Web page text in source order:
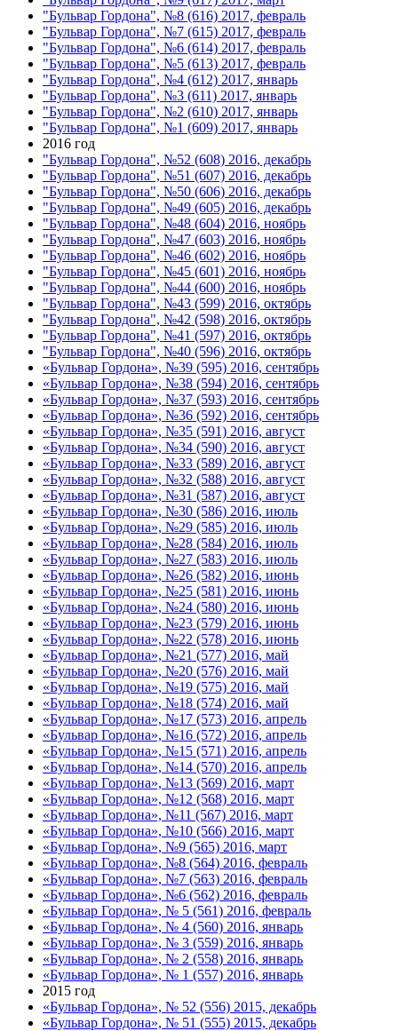
"Бульвар Гордона", №8 (616) 2017, февраль
"Бульвар Гордона", №7 (615) 2017, февраль
"Бульвар Гордона", №6 (614) 2017, февраль
"Бульвар Гордона", №5 (613) 2017, февраль
"Бульвар Гордона", №4 (612) 2017, январь
"Бульвар Гордона", №3 (611) 2017, январь
"Бульвар Гордона", №2 (610) 2017, январь
"Бульвар Гордона", №1 (609) 2017, январь
2016 год
"Бульвар Гордона", №52 (608) 2016, декабрь
"Бульвар Гордона", №51 (607) 2016, декабрь
"Бульвар Гордона", №50 (606) 2016, декабрь
"Бульвар Гордона", №49 (605) 2016, декабрь
"Бульвар Гордона", №48 (604) 2016, ноябрь
"Бульвар Гордона", №47 (603) 2016, ноябрь
"Бульвар Гордона", №46 (602) 2016, ноябрь
"Бульвар Гордона", №45 (601) 2016, ноябрь
"Бульвар Гордона", №44 (600) 2016, ноябрь
"Бульвар Гордона", №43 (599) 2016, октябрь
"Бульвар Гордона", №42 (598) 2016, октябрь
"Бульвар Гордона", №41 (597) 2016, октябрь
"Бульвар Гордона", №40 (596) 2016, октябрь
«Бульвар Гордона», №39 (595) 2016, сентябрь
«Бульвар Гордона», №38 (594) 2016, сентябрь
«Бульвар Гордона», №37 (593) 2016, сентябрь
«Бульвар Гордона», №36 (592) 2016, сентябрь
«Бульвар Гордона», №35 (591) 2016, август
«Бульвар Гордона», №34 (590) 2016, август
«Бульвар Гордона», №33 (589) 2016, август
«Бульвар Гордона», №32 (588) 2016, август
«Бульвар Гордона», №31 (587) 2016, август
«Бульвар Гордона», №30 (586) 2016, июль
«Бульвар Гордона», №29 (585) 2016, июль
«Бульвар Гордона», №28 (584) 2016, июль
«Бульвар Гордона», №27 (583) 2016, июль
«Бульвар Гордона», №26 (582) 2016, июнь
«Бульвар Гордона», №25 (581) 2016, июнь
«Бульвар Гордона», №24 (580) 2016, июнь
«Бульвар Гордона», №23 (579) 2016, июнь
«Бульвар Гордона», №22 (578) 2016, июнь
«Бульвар Гордона», №21 (577) 2016, май
«Бульвар Гордона», №20 (576) 2016, май
«Бульвар Гордона», №19 (575) 2016, май
«Бульвар Гордона», №18 (574) 2016, май
«Бульвар Гордона», №17 (573) 2016, апрель
«Бульвар Гордона», №16 (572) 2016, апрель
«Бульвар Гордона», №15 (571) 2016, апрель
«Бульвар Гордона», №14 (570) 2016, апрель
«Бульвар Гордона», №13 (569) 2016, март
«Бульвар Гордона», №12 (568) 2016, март
«Бульвар Гордона», №11 (567) 2016, март
«Бульвар Гордона», №10 (566) 2016, март
«Бульвар Гордона», №9 (565) 2016, март
«Бульвар Гордона», №8 (564) 2016, февраль
«Бульвар Гордона», №7 (563) 2016, февраль
«Бульвар Гордона», №6 (562) 2016, февраль
«Бульвар Гордона», № 5 (561) 2016, февраль
«Бульвар Гордона», № 4 (560) 2016, январь
«Бульвар Гордона», № 3 (559) 2016, январь
«Бульвар Гордона», № 2 (558) 2016, январь
«Бульвар Гордона», № 1 (557) 2016, январь
2015 год
«Бульвар Гордона», № 52 (556) 2015, декабрь
«Бульвар Гордона», № 51 (555) 2015, декабрь